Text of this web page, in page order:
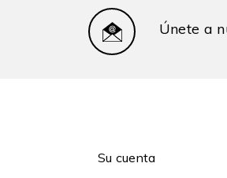
Únete a
Su cuenta